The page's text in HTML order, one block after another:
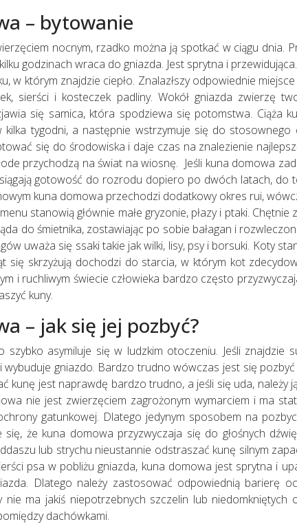
– bytowanie
nocnym, rzadko można ją spotkać w ciągu dnia.
godzinach wraca do gniazda. Jest sprytna i
w którym znajdzie ciepło. Znalazłszy odpowiednie
sierści i kosteczek padliny. Wokół gniazda zwierzę
się samica, która spodziewa się potomstwa. Ciąża
tygodni, a następnie wstrzymuje się do stosownego
się do środowiska i daje czas na znalezienie
przychodzą na świat na wiosnę. Jeśli kuna domowa
gotowość do rozrodu dopiero po dwóch latach, do
kuna domowa przechodzi dodatkowy okres rui,
stanowią głównie małe gryzonie, płazy i ptaki.
do śmietnika, zostawiając po sobie bałagan i
uważa się ssaki takie jak wilki, lisy, psy i borsuki. Koty
się skrzyżują dochodzi do starcia, w którym kot
i ruchliwym świecie człowieka bardzo często
kuny.
– jak się jej pozbyć?
szybko asymiluje się w ludzkim otoczeniu. Jeśli znajdzie
wybuduje gniazdo. Bardzo trudno wówczas jest się
kunę jest naprawdę bardzo trudno, a jeśli się uda,
nie jest zwierzęciem zagrożonym wymarciem i ma
gatunkowej. Dlatego jedynym sposobem na
się, że kuna domowa przyzwyczaja się do głośnych
lub strychu nieustannie odstraszać kunę silnym
psa w pobliżu gniazda, kuna domowa jest sprytna i
Dlatego należy zastosować odpowiednią barierę
nie ma jakiś niepotrzebnych szczelin lub
dachówkami.